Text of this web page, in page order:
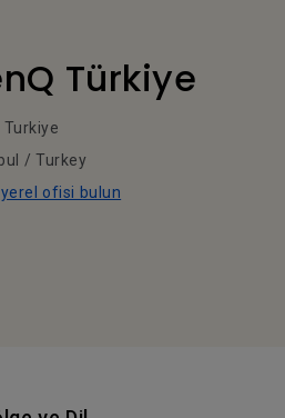
Türkiye
Turkiye
/ Turkey
ofisi bulun